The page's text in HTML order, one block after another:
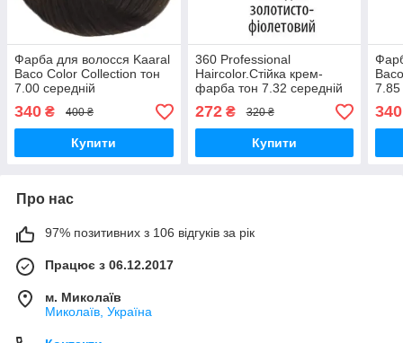
Фарба для волосся Kaaral
Baco Color Collection тон
7.00 середній
блондин,100 мл
340 ₴ 400 ₴
Купити
360 Professional
Haircolor.Стійка крем-
фарба тон 7.32 середній
блондин золотисто-
фіолетовий 100 мл
272₴ 320 ₴
Купити
7.85
мл
340
Про нас
97% позитивних з 106 відгуків за рік
Працює з 06.12.2017
м. Миколаїв
Миколаїв, Україна